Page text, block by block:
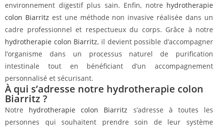
environnement digestif plus sain. Enfin, notre hydrotherapie
colon Biarritz est une méthode non invasive réalisée dans un
cadre professionnel et respectueux du corps. Grâce à notre
hydrotherapie colon Biarritz, il devient possible d’accompagner
l’organisme dans un processus naturel de purification
intestinale tout en bénéficiant d’un accompagnement
personnalisé et sécurisant.
À qui s’adresse notre hydrotherapie colon
Biarritz ?
Notre hydrotherapie colon Biarritz s’adresse à toutes les
personnes qui souhaitent prendre soin de leur système